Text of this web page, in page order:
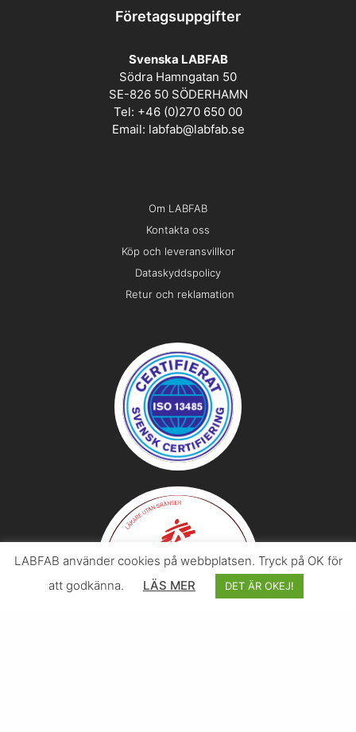
Företagsuppgifter
Svenska LABFAB
Södra Hamngatan 50
SE-826 50 SÖDERHAMN
Tel: +46 (0)270 650 00
Email: labfab@labfab.se
Om LABFAB
Kontakta oss
Köp och leveransvillkor
Dataskyddspolicy
Retur och reklamation
LABFAB använder cookies på webbplatsen. Tryck på OK för
att godkänna.
LÄS MER DET ÄR OKEJ!